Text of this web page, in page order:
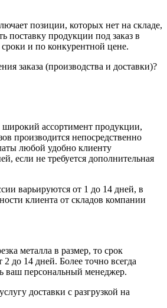
позиции, которых нет на складе,
поставку продукции под заказ в
и по конкурентной цене.
заказа (производства и доставки)?
широкий ассортимент продукции,
производится непосредственно
любой удобно клиенту
если не требуется дополнительная
варьируются от 1 до 14 дней, в
клиента от складов компании
металла в размер, то срок
2 до 14 дней. Более точно всегда
ваш персональный менеджер.
доставки с разгрузкой на